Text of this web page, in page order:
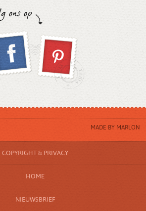
MADE BY MARLON
COPYRIGHT & PRIVACY
HOME
NIEUWSBRIEF